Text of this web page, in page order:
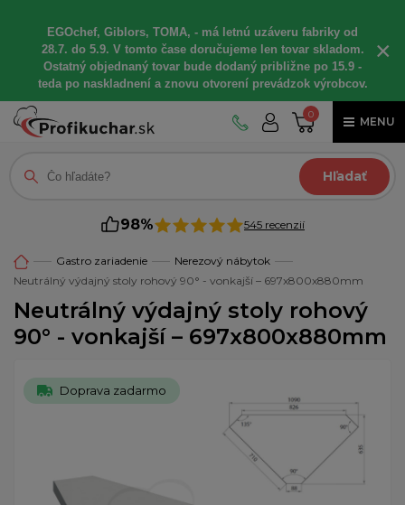
EGOchef, Giblors, TOMA, - má letnú uzáveru fabriky od
28.7. do 5.9. V tomto čase doručujeme len tovar skladom.
Ostatný objednaný tovar bude dodaný približne po 15.9 -
teda po naskladnení a znovu otvorení prevádzok výrobcov.
×
0
MENU
Hľadať
98% 545 recenzií
Gastro zariadenie
Nerezový nábytok
Neutrálný výdajný stoly rohový 90° - vonkajší – 697x800x880mm
Neutrálný výdajný stoly rohový
90° - vonkajší – 697x800x880mm
Doprava zadarmo